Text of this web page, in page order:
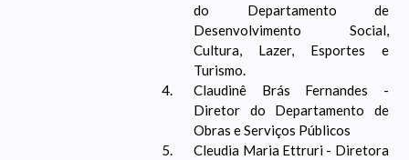
do Departamento de
Desenvolvimento Social,
Cultura, Lazer, Esportes e
Turismo.
Claudinê Brás Fernandes -
Diretor do Departamento de
Obras e Serviços Públicos
Cleudia Maria Ettruri - Diretora